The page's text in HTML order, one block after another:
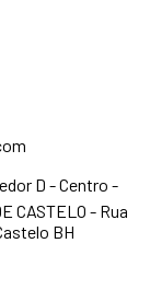
D - Centro -
CASTELO - Rua
BH